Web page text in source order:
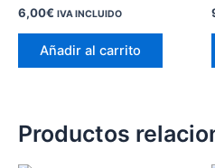
6,00€ IVA INCLUIDO
Añadir al carrito
Productos